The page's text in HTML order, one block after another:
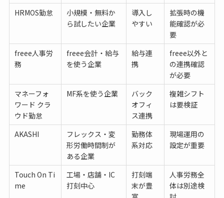
HRMOS勤怠
小規模・無料か
ら試したい企業
導入し
やすい
拡張時の機
能確認が必
要
freee人事労
務
freee会計・給与
を使う企業
給与連
携
freee以外と
の連携確認
が必要
マネーフォ
ワード クラ
ウド勤怠
MF系を使う企業
バック
オフィ
ス連携
複雑シフト
は要検証
AKASHI
フレックス・変
形労働時間制が
ある企業
勤務体
系対応
現場運用の
設定が重要
Touch On Ti
me
工場・店舗・IC
打刻中心
打刻端
末が豊
人事労務全
体は別途検